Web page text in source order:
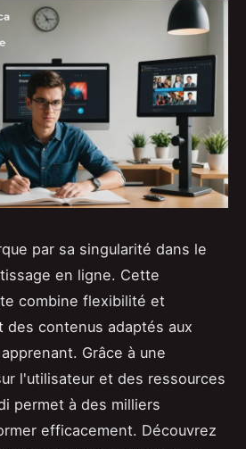
par sa singularité dans le
en ligne. Cette
combine flexibilité et
contenus adaptés aux
Grâce à une
l'utilisateur et des ressources
permet à des milliers
efficacement. Découvrez